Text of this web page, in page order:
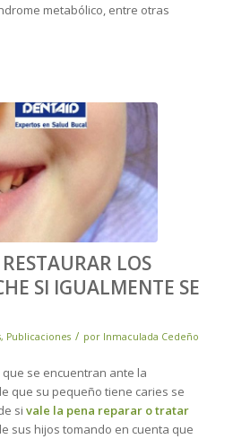
metabólico, entre otras
LOS
SI IGUALMENTE SE
, Publicaciones / por Inmaculada Cedeño
se encuentran ante la
que su pequeño tiene caries se
si vale la pena reparar o tratar
sus hijos tomando en cuenta que